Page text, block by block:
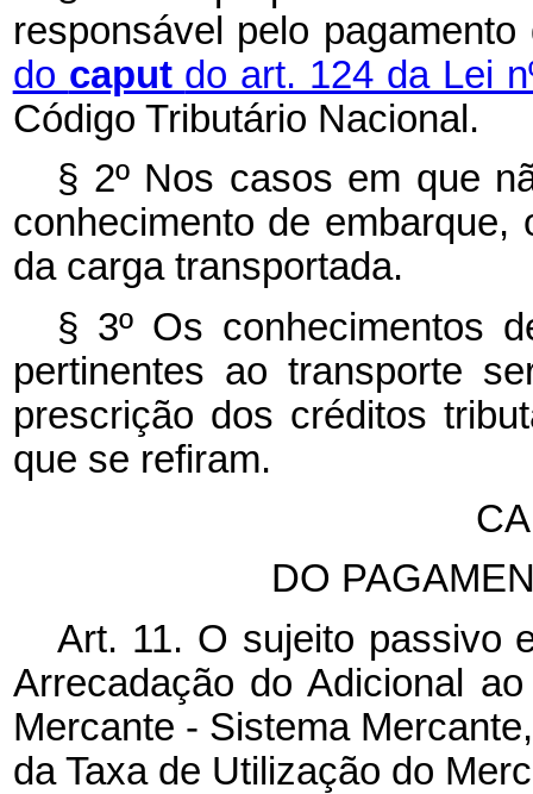
responsável pelo
do caput do art. 124 da Lei
Código Tributário Nacional.
§ 2º Nos casos em que
conhecimento de
da carga transportada.
§ 3º Os conhecimentos
pertinentes ao transporte
prescrição dos créditos
que se refiram.
DO
Art. 11. O sujeito passivo
Arrecadação do Adicional
Mercante - Sistema
da Taxa de Utilização do